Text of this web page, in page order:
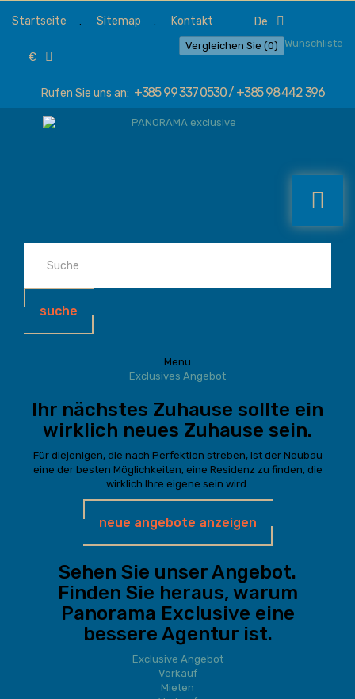
Startseite Sitemap Kontakt de
€
Wunschliste
Vergleichen Sie (0)
Rufen Sie uns an: +385 99 337 0530 / +385 98 442 396
suche
Menu
Exclusives Angebot
Ihr nächstes Zuhause sollte ein
wirklich neues Zuhause sein.
Für diejenigen, die nach Perfektion streben, ist der Neubau
eine der besten Möglichkeiten, eine Residenz zu finden, die
wirklich Ihre eigene sein wird.
neue angebote anzeigen
Sehen Sie unser Angebot.
Finden Sie heraus, warum
Panorama Exclusive eine
bessere Agentur ist.
Exclusive Angebot
Verkauf
Mieten